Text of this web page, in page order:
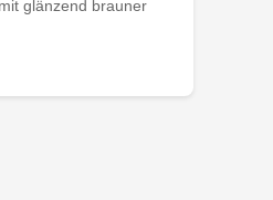
glänzend brauner